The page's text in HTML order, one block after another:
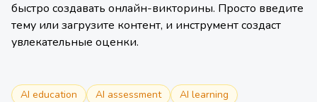
быстро создавать онлайн-викторины. Просто введите
тему или загрузите контент, и инструмент создаст
увлекательные оценки.
AI education AI assessment AI learning